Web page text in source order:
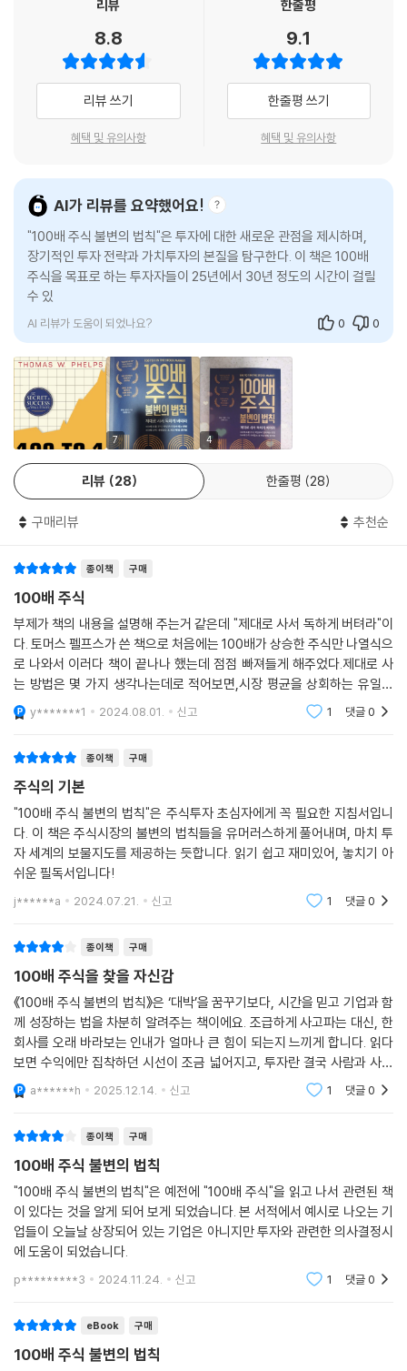
--- p.290, 「22장. 젊은 세대를 위한 응원」 중에서
최소한 40년 후 가치가 100배 오를 주식을 사려면 연평균 주가 상승률이
12.2%인 주식을 찾아야 한다. 주가 상승률이 이 수준에 못 미치는 해가 있
었다면 다른 해에 만회해야 한다. 40년 후 가치가 50배 상승하는 주식의
연평균 주가 상승률은 10.25%다.
--- p.327, 「25장. 스스로 할 수 있는가?」 중에서
이익의 일시적 변동과 이익 창출력의 근본적 변화를 구분하지 못하면 주식
시장에서 100배 수익의 기회를 놓치기 쉽다. 그러나 증권가에서 기업을 분
--- p.349, 「28장. 진정한 성장을 알아보고 평가하는 방법」 중에서
“좋은 주식을 사고 수면제를 먹어라?!”
이토록 100배 주식이 널렸는데 왜 수익 실현은 어려울까? 100배 주식을
매수했어도 빨리 팔아버리는 실수를 하기 때문이다. 매수보다 중요한 건
‘보유(인내심)’라고 저자는 강조한다. 심지어 주식을 제대로 선택하지 못
했을 때도 인내심의 지혜가 통했다. ‘글로브 앤드 럿거스’ ‘컬린오일(현 커
맥기)’ 등 투자 위험 주식이라 할지라도 매수해 보유했다면 큰 수익을 안겨
“주식시장은 인내심 없는 사람들로부터 인내심 있는 사람들로 돈을 옮기
는 장치입니다”(1991년 주주 서한)라는 워런 버핏의 명언을 비롯해 투자
에서 인내심을 강조하는 명언이 많다. 책의 저자 펠프스는 ‘인내심’을 강조
하는 것을 넘어서 인간의 본능과 심리, 투자 분야의 집단 망상, 그리고 이를
조장하는 투자업계의 시스템을 파헤쳐 해결책을 도출한다.
큰 사냥감을 찾으면서도 작은 사냥감의 유혹에 넘어가는 심리, 단기 매매
로 기회를 잃어버리고도 차익 실현으로 착각하는 현상, 과거에 투자했으면
옳았을 곳에 지금 투자하는 사후 확증 편향, 가짜 미끼에 낚이는 물고기의
본능 등등이 흥미롭다.
저자는 “진짜 문제는 모른다는 것이 아니라 잘못 아는 것이 너무 많다는
것”이라는 작가 조시 빌링스의 말을 인용하며 투자에서의 오류와 집단 망
상의 사례들을 제시한다. 특히 투자에서 최악의 망상은 다양한 주식을 상
대적으로 평가하기 위해 무분별하게 PER을 사용하고 심지어 오용하는 것
상댓값이 그것이다.
“건초더미에서 바늘 찾기? 100배 주식 이렇게 찾아라!”
저자는 40년간의 기록이 가리키는 100배 버는 주식의 특징과 분야를 정
리했다. 시대가 바뀌어 종목과 분야는 달라질 수 있으나, 100배 주식의 특
징과 이를 찾는 관점은 매우 참고할 만하다. 19장 “승자는 어디에 있는
가?”에 100배 주식 사냥터 8영역, 100배 주식의 특징 4범주, 그리고 각
여기서 도출한 결과 중 하나가 “40년 동안 주가가 100배 성장하려면 연평
가치가 100배 증가하려면 필요한 주가 상승률도 제시한다.
향후 100배 주식을 찾을 때 주목할 분야를 21장 “아직 늦지 않았다”에서
지금도 여전히 통하는 내용도 있지만, 중요한 것은 저자가 통찰하는 방식
도둑이 있기 때문에 자물쇠가 팔린다”는 저자의 말은 유효해 보인다.
현명한 투자자를 위한 통찰
100배가 아니어도 큰돈을 벌고자 하는 주식 투자자라면 놓칠 수 없는 통찰
이 가득하다. 15장 “윤리의 이익”에선 윤리적 투자를 정의하고 그 이점을
논증한다. 기업의 윤리가 투자수익과 직결됨을 논리 정연하게 설명한다. J
제 지식을 설명한다. 화폐, 인플레이션, 이자, 채권 vs 주식 등 핵심만 뽑았
다. 깊은 통찰이 뒷받침되어 쉽고 재미있다. ‘세금이 화폐의 가치를 결정한
다’ ‘인플레이션은 가장 잔인한 형태의 세금이다’ 같은 명제가 특징적이다.
‘이자’ 항목은 투자의 레버리지에 관한 것이다. 병원비를 지불하기 위해 폴
라로이드 주식을 매도한 것 vs. 은행 대출을 받는 것, 집을 짓기 위해 제록
외에 해외여행을 가는 두 부부 사례 등으로 빚(레버리지)의 가치를 쉽게
설명한다.
- generalfox(변영진) (필명 generalfox, 《버크셔 해서웨이의 재탄생》 번역
당신의 자산이 100배로 불어난 모습을 상상해보라. 짜릿함이 느껴지는
가? 그런데 그런 일은 일어나지 않을 거라고? 아니다. 기회는 수없이 많다.
있다. 잡고 싶다고? 그럼 우선 이 책부터 잡아보기를 바란다. 놀라운 인사
이트가 당신을 부자의 길로 이끌어줄 것이다.
- 신민철(처리형) (유튜브 ‘멘탈이 전부다’ 운영자, 《돈의 규칙》 저자 )
책을 읽기 전에는 ‘100배 주식’이라는 마법 같은 문구가 거슬리지만 읽다
보면 시장에 증거가 차고 넘치는 것을 알게 된다. 펠프스는 이익이나 성장
등 획일적 기준이 아닌 다양한 가능성을 토대로 최고의 기업을 고르는 안
목을 길러준다. 좋은 기업을 처분하려는 유혹을 이겨내는 인내심도 강조한
다.
- 윤지호 (LS증권 리테일사업부 대표)
100배! 2배나 3배 혹은 10배도 아닌 100배. 소위 ‘인생을 바꾸는 주식’이
다. 그렇다면 100배 수익의 비결은 무엇일까? 책은 이 질문에 대한 답을
찾아가는 역사적 여정을 담고 있다. 100배가 아니어도 좋다. 100배 될 가
장기투자의 중요성을 곱씹게 하는 책이다.
‘우량 주식을 매수해 장기 보유하라’는 단순한 전략으로 투자수익을 폭발
시킬 수 있음을 입증하는 책이다. 단기 시세 차익에 몰두하는 투자자들에
게 끈기, 일관성, 지속성이야말로 진정한 부의 원천임을 강조한다.
- 홍영표 (변호사, 《워런 버핏 바이블 2021》 공저자)
을 준다. 메모해둔 인상 깊은 구절이 한둘이 아니다. 독자 여러분도 직접 읽
- 홍진채 (라쿤자산운용 대표, 《거인의 어깨 1, 2》 저자)
인생 최고의 책 중 하나다. 장기적으로 가치 있는 주식에 투자하고 싶다면
반드시 이 책을 읽어야 한다. 보기 드물게 대단히 좋은 책이다.
- 모니시 파브라이 (파브라이 펀드 창립자 & CEO)
펠프스는 최초 가격의 100배를 얻는 투자법을 분석해 책에 풀어놓았다. 엄
청난 아이디어다. 내가 복리 자본(compounding capital)에 집중하는
데 큰 도움을 받았다. 이 책을 강력 추천한다.
- 척 아크레 (아크레 캐피털 창립자)
무인도에 다섯 권의 투자서만 가져갈 수 있다면 이 책이 그중 하나다.
- 크리스토퍼 메이어 (《100배 주식》 저자)
리뷰
8.8
리뷰 쓰기
혜택 및 유의사항
한줄평
9.1
한줄평 쓰기
혜택 및 유의사항
AI가 리뷰를 요약했어요!
"100배 주식 불변의 법칙"은 투자에 대한 새로운 관점을 제시하며,
장기적인 투자 전략과 가치투자의 본질을 탐구한다. 이 책은 100배
주식을 목표로 하는 투자자들이 25년에서 30년 정도의 시간이 걸릴
수 있음을 설명하며, 이는 보수적인 투자자에게도 적절한 수
AI 리뷰가 도움이 되었나요? 0 0
7 4
리뷰 28 한줄평 28
구매리뷰 추천순
종이책 구매
100배 주식
부제가 책의 내용을 설명해 주는거 같은데 "제대로 사서 독하게 버텨라"이
다. 토머스 펠프스가 쓴 책으로 처음에는 100배가 상승한 주식만 나열식으
로 나와서 이러다 책이 끝나나 했는데 점점 빠져들게 해주었다.제대로 사
는 방법은 몇 가지 생각나는데로 적어보면,시장 평균을 상회하는 유일한
방법은 아직 널리 알려지지 않는 가치주를 사는 거업종 선택시 상대 PER
을 고려해야 하고저
y*******1 2024.08.01. 신고 1 댓글0
종이책 구매
주식의 기본
"100배 주식 불변의 법칙"은 주식투자 초심자에게 꼭 필요한 지침서입니
다. 이 책은 주식시장의 불변의 법칙들을 유머러스하게 풀어내며, 마치 투
자 세계의 보물지도를 제공하는 듯합니다. 읽기 쉽고 재미있어, 놓치기 아
쉬운 필독서입니다!
j******a 2024.07.21. 신고 1 댓글0
종이책 구매
100배 주식을 찾을 자신감
《100배 주식 불변의 법칙》은 ‘대박’을 꿈꾸기보다, 시간을 믿고 기업과 함
께 성장하는 법을 차분히 알려주는 책이에요. 조급하게 사고파는 대신, 한
회사를 오래 바라보는 인내가 얼마나 큰 힘이 되는지 느끼게 합니다. 읽다
보면 수익에만 집착하던 시선이 조금 넓어지고, 투자란 결국 사람과 사업
을 이해하는 일이라는 생각이 들어요. 100배 주식으로 부자되리라!
a******h 2025.12.14. 신고 1 댓글0
종이책 구매
100배 주식 불변의 법칙
"100배 주식 불변의 법칙"은 예전에 "100배 주식"을 읽고 나서 관련된 책
이 있다는 것을 알게 되어 보게 되었습니다. 본 서적에서 예시로 나오는 기
업들이 오늘날 상장되어 있는 기업은 아니지만 투자와 관련한 의사결정시
에 도움이 되었습니다.
p*********3 2024.11.24. 신고 1 댓글0
eBook 구매
100배 주식 불변의 법칙